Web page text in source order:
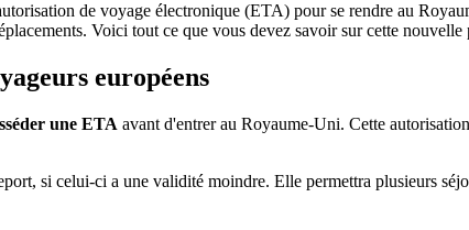
de voyage électronique (ETA) pour se rendre au
Voici tout ce que vous devez savoir sur cette nouvelle
européens
une ETA avant d'entrer au Royaume-Uni. Cette
si celui-ci a une validité moindre. Elle permettra plusieurs